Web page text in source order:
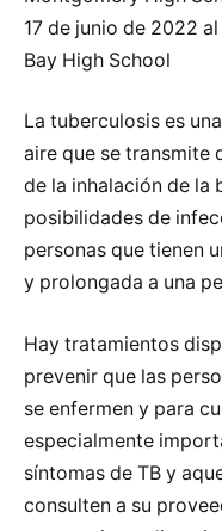
17 de junio de 2022
Bay High School
La tuberculosis es
aire que se transmite
de la inhalación de la
posibilidades de
personas que tienen
y prolongada a una
Hay tratamientos
prevenir que las
se enfermen y para
especialmente
síntomas de TB y
consulten a su